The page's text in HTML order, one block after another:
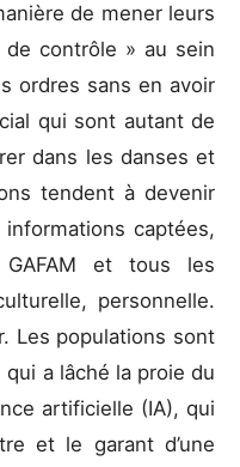
de mener leurs
contrôle » au sein
ordres sans en avoir
qui sont autant de
dans les danses et
tendent à devenir
captées,
et tous les
personnelle.
Les populations sont
a lâché la proie du
artificielle (IA), qui
et le garant d’une